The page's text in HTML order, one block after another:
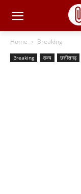
Home Breaking
Breaking राज्य छत्तीसगढ़